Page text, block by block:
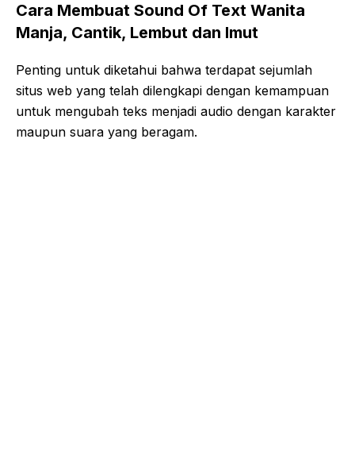
Cara Membuat Sound Of Text Wanita
Manja, Cantik, Lembut dan Imut
Penting untuk diketahui bahwa terdapat sejumlah
situs web yang telah dilengkapi dengan kemampuan
untuk mengubah teks menjadi audio dengan karakter
maupun suara yang beragam.